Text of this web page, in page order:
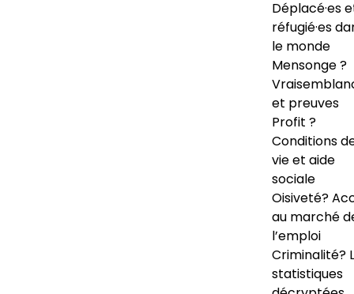
Déplacé·es
réfugié·es
le monde
Mensonge ?
et preuves
Profit ?
Conditions
vie et aide
sociale
Oisiveté?
au marché
l’emploi
Criminalité?
statistiques